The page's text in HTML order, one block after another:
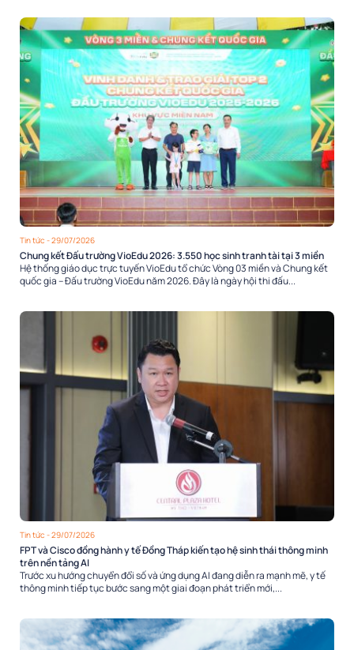
Tin tức - 29/07/2026
Chung kết Đấu trường VioEdu 2026: 3.550 học sinh tranh tài tại 3 miền
Hệ thống giáo dục trực tuyến VioEdu tổ chức Vòng 03 miền và Chung kết
quốc gia – Đấu trường VioEdu năm 2026. Đây là ngày hội thi đấu...
Tin tức - 29/07/2026
FPT và Cisco đồng hành y tế Đồng Tháp kiến tạo hệ sinh thái thông minh
trên nền tảng AI
Trước xu hướng chuyển đổi số và ứng dụng AI đang diễn ra mạnh mẽ, y tế
thông minh tiếp tục bước sang một giai đoạn phát triển mới,...